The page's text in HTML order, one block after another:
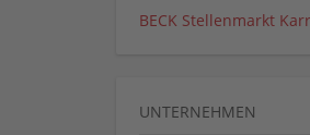
BECK Stellenmarkt
UNTERNEHMEN